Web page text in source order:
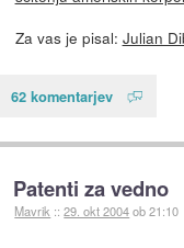
Za vas je pisal: Julian
62 komentarjev
Patenti za vedno
Mavrik ::29. okt 2004ob 21:10